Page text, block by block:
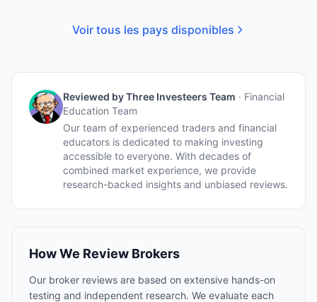
Voir tous les pays disponibles
Reviewed byThree Investeers Team · Financial
Education Team
Our team of experienced traders and financial
educators is dedicated to making investing
accessible to everyone. With decades of
combined market experience, we provide
research-backed insights and unbiased reviews.
How We Review Brokers
Our broker reviews are based on extensive hands-on
testing and independent research. We evaluate each